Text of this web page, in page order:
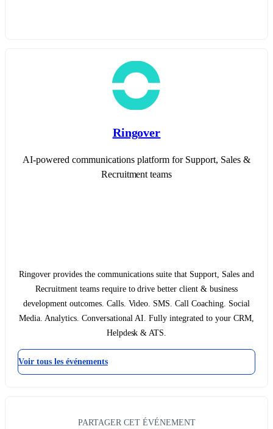
Ringover
AI-powered communications platform for Support, Sales &
Recruitment teams
Ringover provides the communications suite that Support, Sales and
Recruitment teams require to drive better client & business
development outcomes. Calls. Video. SMS. Call Coaching. Social
Media. Analytics. Conversational AI. Fully integrated to your CRM,
Helpdesk & ATS.
Voir tous les événements
PARTAGER CET ÉVÉNEMENT